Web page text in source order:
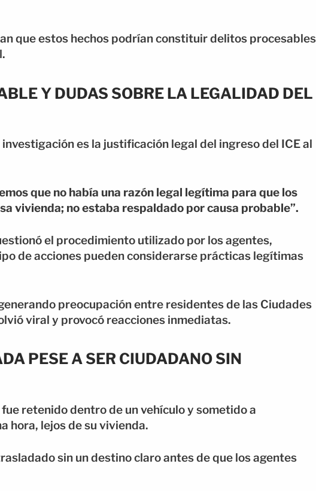
que estos hechos podrían constituir delitos procesables
Y DUDAS SOBRE LA LEGALIDAD DEL
es la justificación legal del ingreso del ICE al
que no había una razón legal legítima para que los
vivienda; no estaba respaldado por causa probable”.
el procedimiento utilizado por los agentes,
de acciones pueden considerarse prácticas legítimas
preocupación entre residentes de las Ciudades
viral y provocó reacciones inmediatas.
PESE A SER CIUDADANO SIN
retenido dentro de un vehículo y sometido a
hora, lejos de su vivienda.
sin un destino claro antes de que los agentes